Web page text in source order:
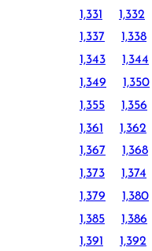
1,331
1,332
1,337
1,338
1,343
1,344
1,349
1,350
1,355
1,356
1,361
1,362
1,367
1,368
1,373
1,374
1,379
1,380
1,385
1,386
1,391
1,392